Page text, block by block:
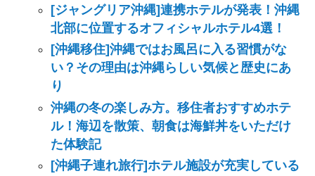
[ジャングリア沖縄]連携ホテルが発表！沖縄
北部に位置するオフィシャルホテル4選！
[沖縄移住]沖縄ではお風呂に入る習慣がな
い？その理由は沖縄らしい気候と歴史にあ
り
沖縄の冬の楽しみ方。移住者おすすめホテ
ル！海辺を散策、朝食は海鮮丼をいただけ
た体験記
[沖縄子連れ旅行]ホテル施設が充実している